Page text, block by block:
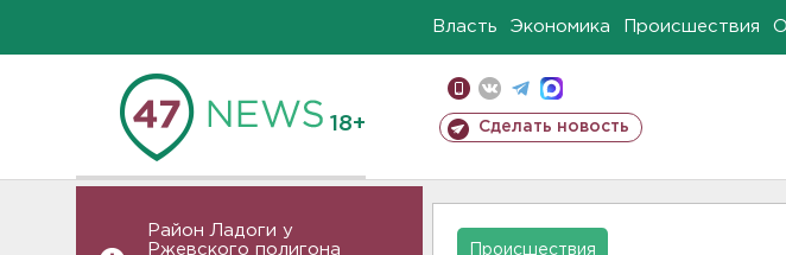
Власть Экономика Происшествия
18+ Сделать новость
Район Ладоги у
Ржевского полигона
Происшествия